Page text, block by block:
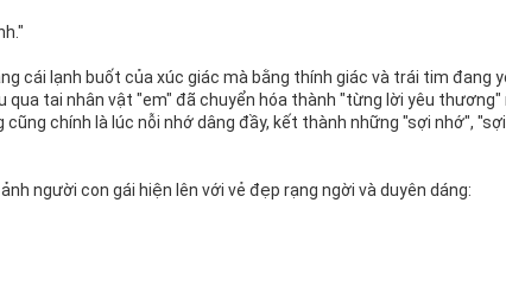
cái lạnh buốt của xúc giác mà bằng thính giác và trái tim đang
tai nhân vật "em" đã chuyển hóa thành "từng lời yêu thương"
chính là lúc nỗi nhớ dâng đầy, kết thành những "sợi nhớ",
người con gái hiện lên với vẻ đẹp rạng ngời và duyên dáng: